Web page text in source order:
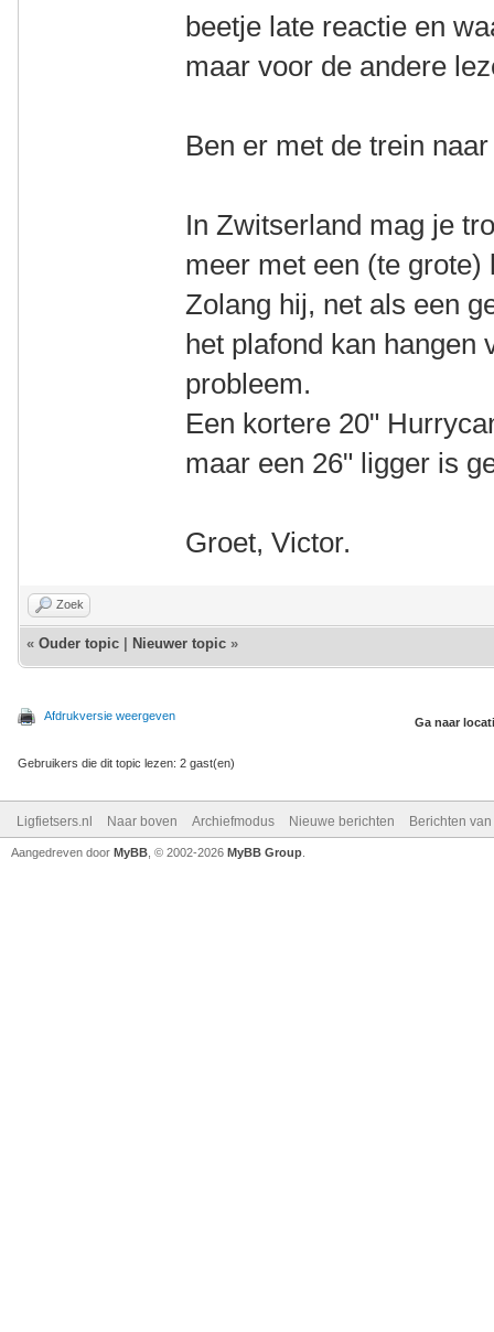
beetje late reactie en
maar voor de andere
Ben er met de trein
In Zwitserland mag je
meer met een (te grote)
Zolang hij, net als een
het plafond kan hangen
probleem.
Een kortere 20"
maar een 26" ligger is
Groet, Victor.
Zoek
« Ouder topic Nieuwer topic »
Afdrukversie weergeven Ga naar
Gebruikers die dit topic lezen: 2 gast(en)
Ligfietsers.nl Naar boven Archiefmodus Nieuwe berichten Berichten
Aangedreven door MyBB , © 2002-2026 MyBB Group